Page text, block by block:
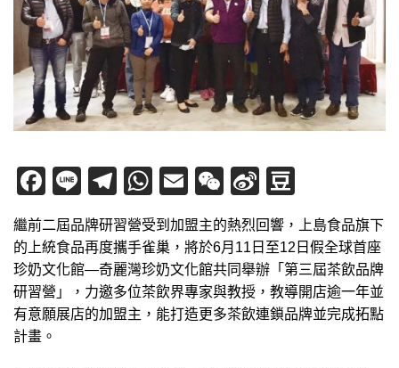
Facebook
LineTelegram
WhatsApp
EmailWeChat
Sina
Weibo
繼前二屆品牌研習營受到加盟主的熱烈回響，上島食品旗下
的上統食品再度攜手雀巢，將於6月11日至12日假全球首座
珍奶文化館—奇麗灣珍奶文化館共同舉辦「第三屆茶飲品牌
研習營」，力邀多位茶飲界專家與教授，教導開店逾一年並
有意願展店的加盟主，能打造更多茶飲連鎖品牌並完成拓點
計畫。